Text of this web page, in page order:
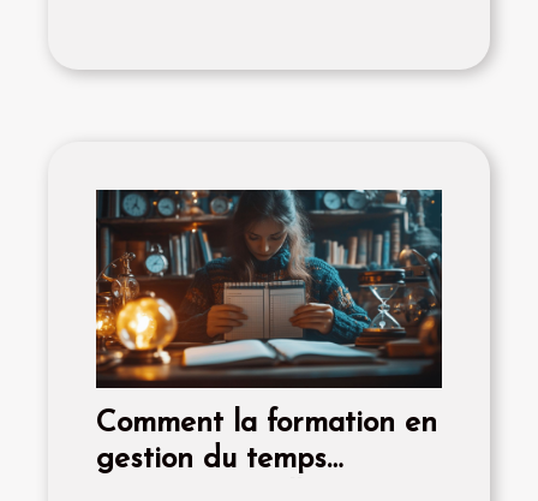
Comment la formation en
gestion du temps